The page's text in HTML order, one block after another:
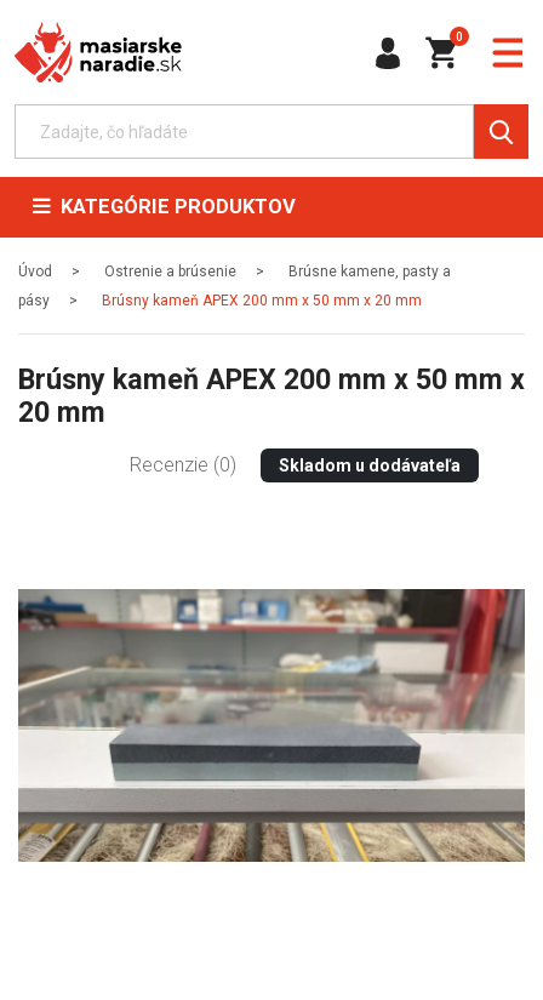
0
KATEGÓRIE PRODUKTOV
Úvod Ostrenie a brúsenie
Brúsne kamene, pasty a
pásy
Brúsny kameň APEX 200 mm x 50 mm x 20 mm
Brúsny kameň APEX 200 mm x 50 mm x
20 mm
Recenzie (0) Skladom u dodávateľa